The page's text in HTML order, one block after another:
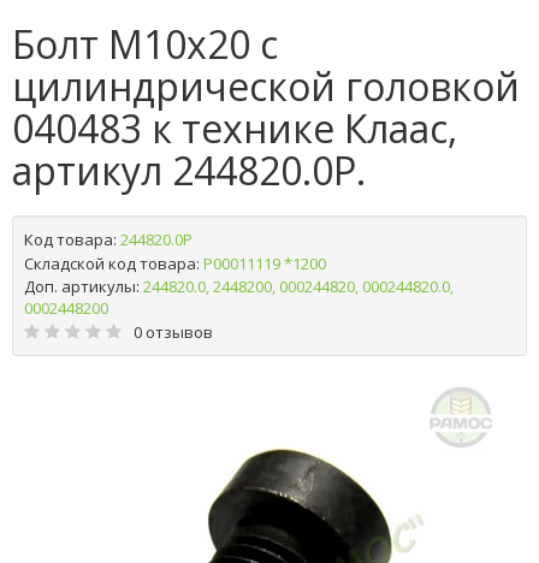
Болт М10х20 с
цилиндрической головкой
040483 к технике Клаас,
артикул 244820.0P.
Код товара: 244820.0P
Складской код товара: Р00011119 *1200
Доп. артикулы: 244820.0, 2448200, 000244820, 000244820.0,
0002448200
0 отзывов